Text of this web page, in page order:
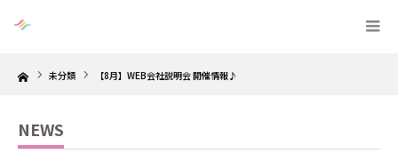
Home 未分類 【8月】WEB会社説明会 開催情報♪
NEWS